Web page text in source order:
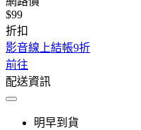
$99
折扣
影音線上結帳9折
前往
配送資訊
明早到貨